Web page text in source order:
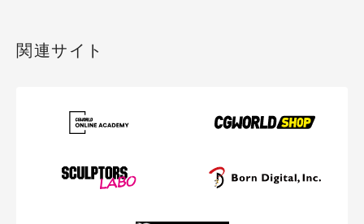
関連サイト